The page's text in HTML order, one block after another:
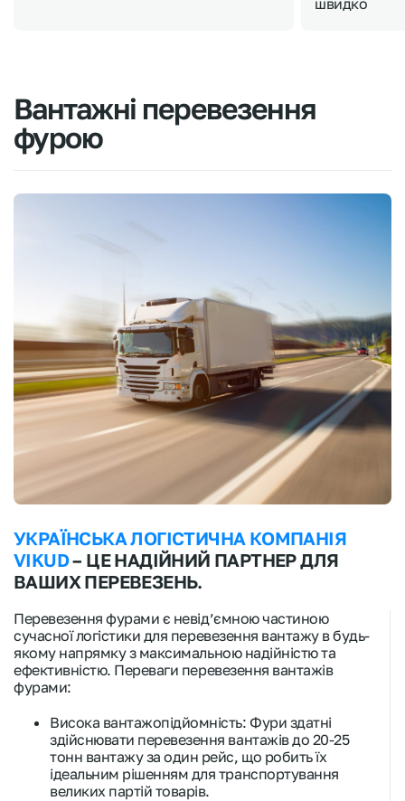
швидко
Вантажні перевезення
фурою
УКРАЇНСЬКА ЛОГІСТИЧНА КОМПАНІЯ
VIKUD– ЦЕ НАДІЙНИЙ ПАРТНЕР ДЛЯ
ВАШИХ ПЕРЕВЕЗЕНЬ.
Перевезення фурами є невід’ємною частиною
сучасної логістики для перевезення вантажу в будь-
якому напрямку з максимальною надійністю та
ефективністю. Переваги перевезення вантажів
фурами:
Висока вантажопідйомність: Фури здатні
здійснювати перевезення вантажів до 20-25
тонн вантажу за один рейс, що робить їх
ідеальним рішенням для транспортування
великих партій товарів.